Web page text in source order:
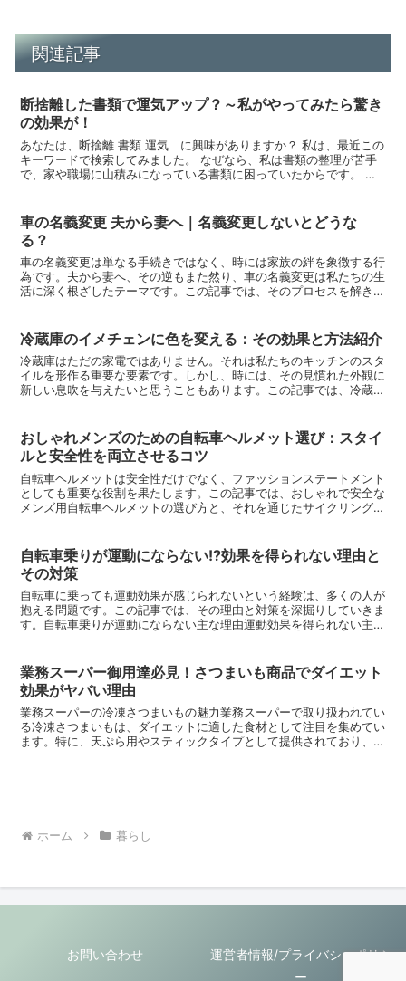
関連記事
断捨離した書類で運気アップ？～私がやってみたら驚き
の効果が！
あなたは、断捨離 書類 運気 に興味がありますか？ 私は、最近この
キーワードで検索してみました。 なぜなら、私は書類の整理が苦手
で、家や職場に山積みになっている書類に困っていたからです。 そ
車の名義変更 夫から妻へ｜名義変更しないとどうな
る？
車の名義変更は単なる手続きではなく、時には家族の絆を象徴する行
為です。夫から妻へ、その逆もまた然り、車の名義変更は私たちの生
活に深く根ざしたテーマです。この記事では、そのプロセスを解き明
冷蔵庫のイメチェンに色を変える：その効果と方法紹介
冷蔵庫はただの家電ではありません。それは私たちのキッチンのスタ
イルを形作る重要な要素です。しかし、時には、その見慣れた外観に
新しい息吹を与えたいと思うこともあります。この記事では、冷蔵庫
おしゃれメンズのための自転車ヘルメット選び：スタイ
ルと安全性を両立させるコツ
自転車ヘルメットは安全性だけでなく、ファッションステートメント
としても重要な役割を果たします。この記事では、おしゃれで安全な
メンズ用自転車ヘルメットの選び方と、それを通じたサイクリング体
自転車乗りが運動にならない!?効果を得られない理由と
その対策
自転車に乗っても運動効果が感じられないという経験は、多くの人が
抱える問題です。この記事では、その理由と対策を深掘りしていきま
す。自転車乗りが運動にならない主な理由運動効果を得られない主な
業務スーパー御用達必見！さつまいも商品でダイエット
効果がヤバい理由
業務スーパーの冷凍さつまいもの魅力業務スーパーで取り扱われてい
る冷凍さつまいもは、ダイエットに適した食材として注目を集めてい
ます。特に、天ぷら用やスティックタイプとして提供されており、価
ホーム 暮らし
お問い合わせ
運営者情報/プライバシーポリシ
ー